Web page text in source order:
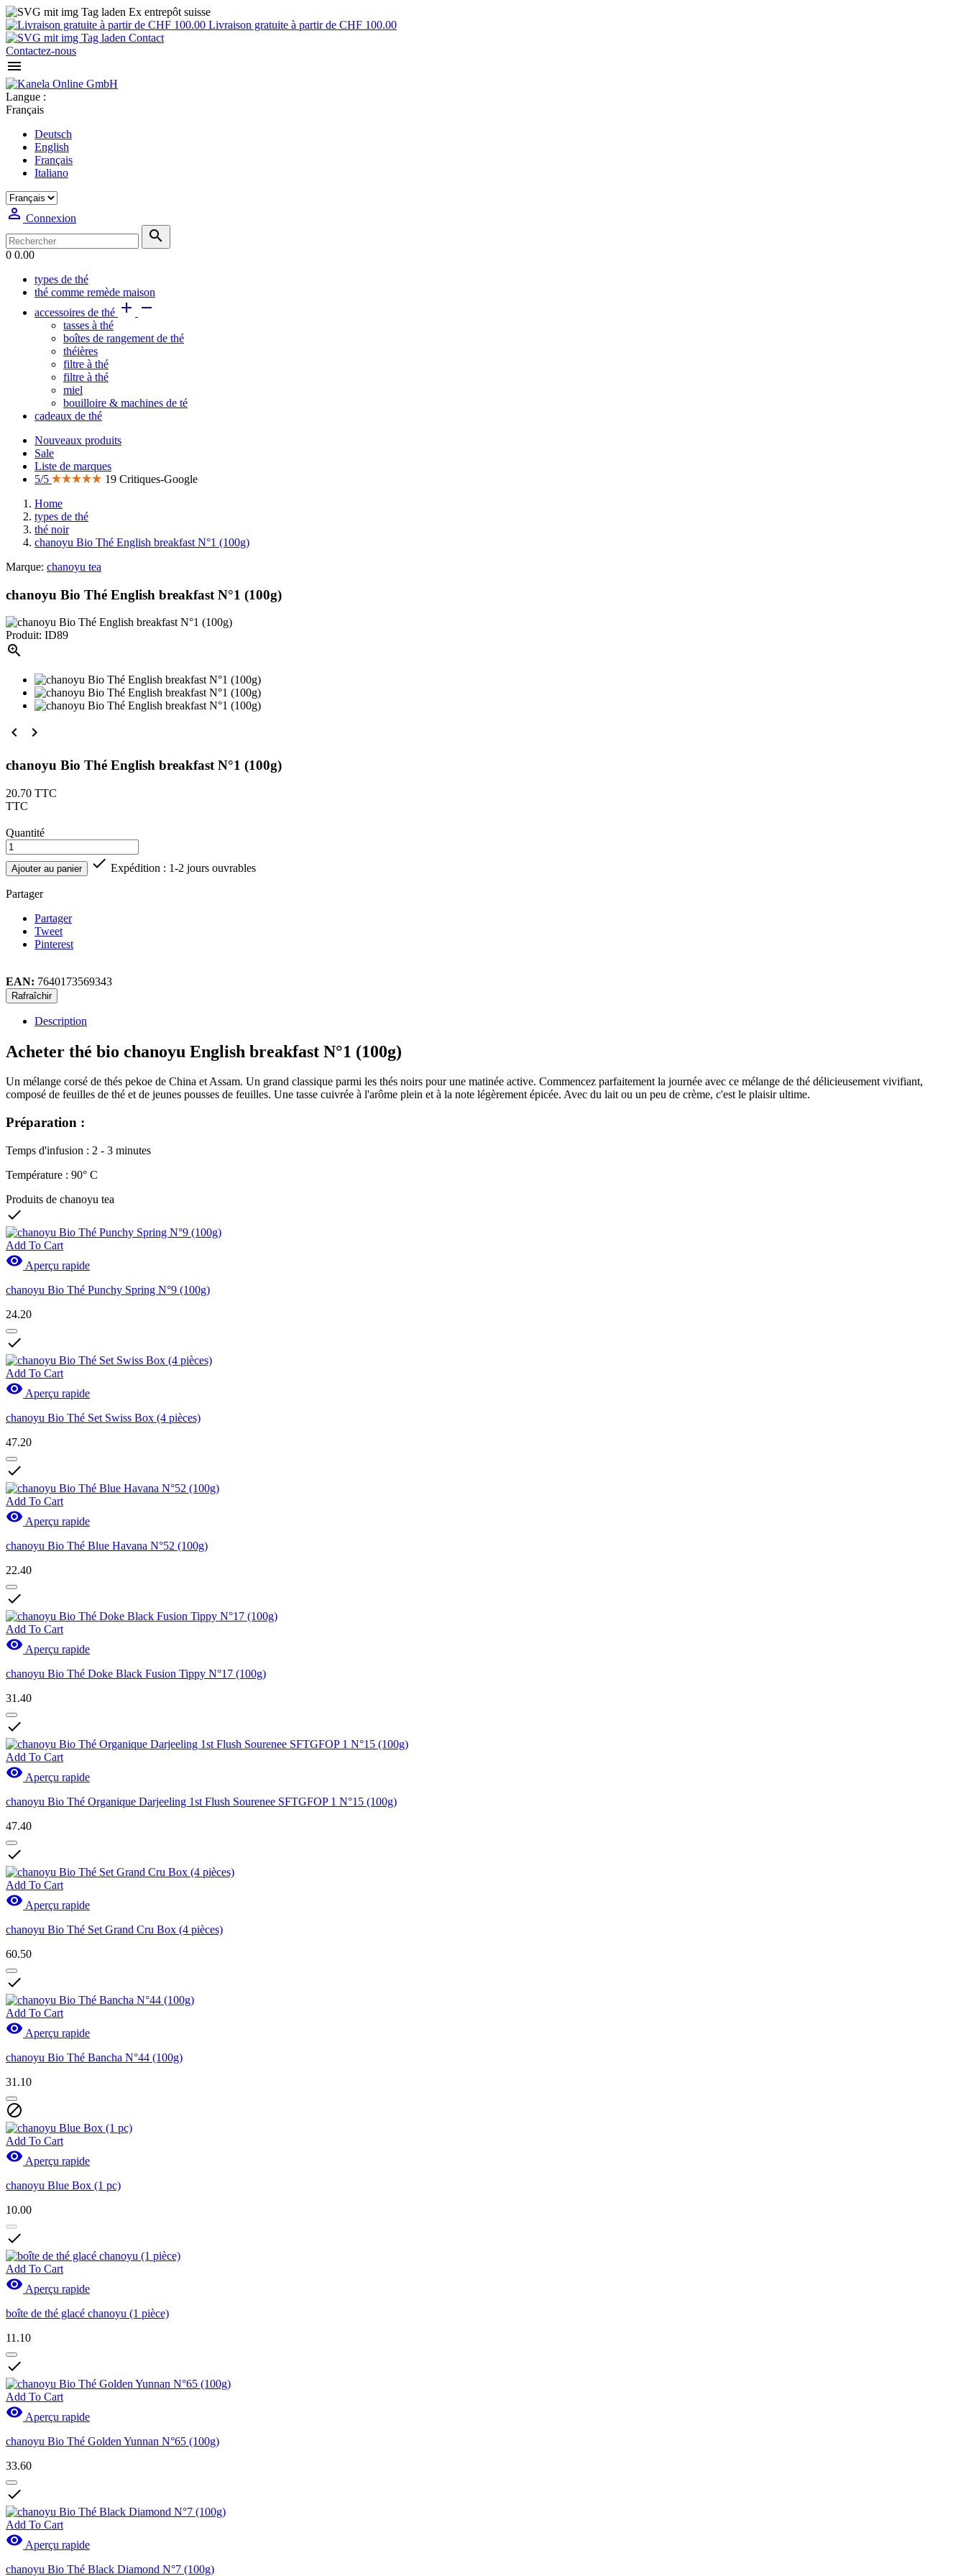
Ex entrepôt suisse
Livraison gratuite à partir de CHF 100.00
Contact
Contactez-nous

Langue :
Français
Deutsch
English
Français
Italiano
 Connexion

0 0.00
types de thé
thé comme remède maison
accessoires de thé  
tasses à thé
boîtes de rangement de thé
théières
filtre à thé
filtre à thé
miel
bouilloire & machines de té
cadeaux de thé
Nouveaux produits
Sale
Liste de marques
5/5
19 Critiques-Google
Home
types de thé
thé noir
chanoyu Bio Thé English breakfast N°1 (100g)
Marque: chanoyu tea
chanoyu Bio Thé English breakfast N°1 (100g)
Produit: ID89

 
chanoyu Bio Thé English breakfast N°1 (100g)
20.70 TTC
TTC
Quantité
Ajouter au panier  Expédition : 1-2 jours ouvrables
Partager
Partager
Tweet
Pinterest
EAN: 7640173569343
Description
Acheter thé bio chanoyu English breakfast N°1 (100g)
Un mélange corsé de thés pekoe de China et Assam. Un grand classique parmi les thés noirs pour une matinée active. Commencez parfaitement la journée avec ce mélange de thé délicieusement vivifiant,
composé de feuilles de thé et de jeunes pousses de feuilles. Une tasse cuivrée à l'arôme plein et à la note légèrement épicée. Avec du lait ou un peu de crème, c'est le plaisir ultime.
Préparation :
Temps d'infusion : 2 - 3 minutes
Température : 90° C
Produits de chanoyu tea

Add To Cart
 Aperçu rapide
chanoyu Bio Thé Punchy Spring N°9 (100g)
24.20

Add To Cart
 Aperçu rapide
chanoyu Bio Thé Set Swiss Box (4 pièces)
47.20

Add To Cart
 Aperçu rapide
chanoyu Bio Thé Blue Havana N°52 (100g)
22.40

Add To Cart
 Aperçu rapide
chanoyu Bio Thé Doke Black Fusion Tippy N°17 (100g)
31.40

Add To Cart
 Aperçu rapide
chanoyu Bio Thé Organique Darjeeling 1st Flush Sourenee SFTGFOP 1 N°15 (100g)
47.40

Add To Cart
 Aperçu rapide
chanoyu Bio Thé Set Grand Cru Box (4 pièces)
60.50

Add To Cart
 Aperçu rapide
chanoyu Bio Thé Bancha N°44 (100g)
31.10

Add To Cart
 Aperçu rapide
chanoyu Blue Box (1 pc)
10.00

Add To Cart
 Aperçu rapide
boîte de thé glacé chanoyu (1 pièce)
11.10

Add To Cart
 Aperçu rapide
chanoyu Bio Thé Golden Yunnan N°65 (100g)
33.60

Add To Cart
 Aperçu rapide
chanoyu Bio Thé Black Diamond N°7 (100g)